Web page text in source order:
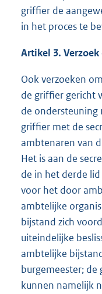
griffier de
in het proces te
Artikel 3.
Ook verzoeken
de griffier gericht
de ondersteuning
griffier met de
ambtenaren van
Het is aan de
de in het derde lid
voor het door
ambtelijke
bijstand zich
uiteindelijke
ambtelijke
burgemeester;
kunnen namelijk